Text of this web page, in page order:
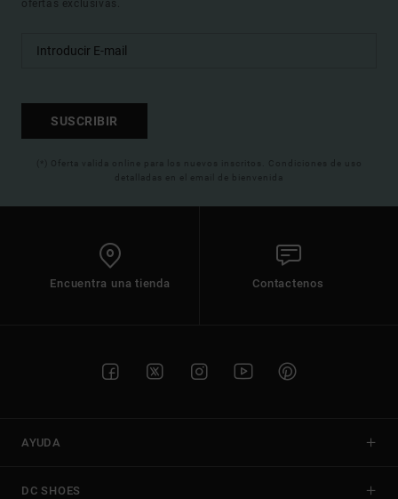
ofertas exclusivas.
SUSCRIBIR
(*) Oferta valida online para los nuevos inscritos. Condiciones de uso
detalladas en el email de bienvenida
Encuentra una tienda Contactenos
AYUDA
DC SHOES